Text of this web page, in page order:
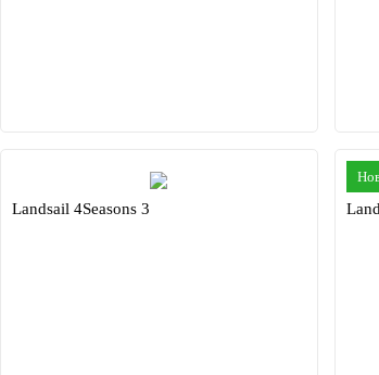
Landsail 4Seasons 3